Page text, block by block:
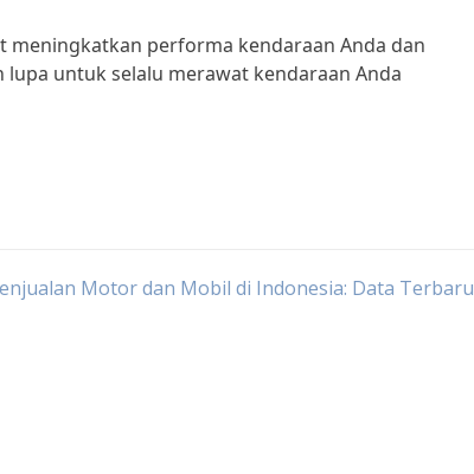
performa kendaraan Anda dan
lupa untuk selalu merawat kendaraan Anda
Motor dan Mobil di Indonesia: Data Terbaru